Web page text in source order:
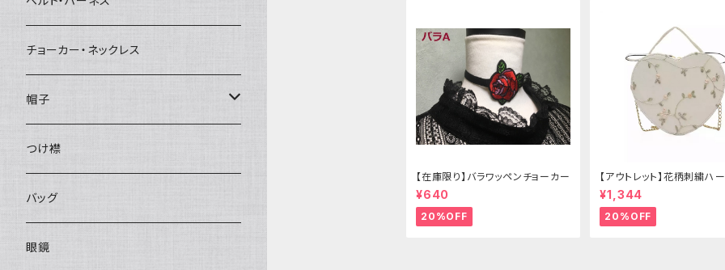
【在庫限り】バラワッペンチョーカー
¥640
20%OFF
【アウトレット】花柄刺繍ハ
グ
¥1,344
20%OFF
チョーカー・ネックレス
帽子
ベレー帽
つけ襟
バッグ
眼鏡